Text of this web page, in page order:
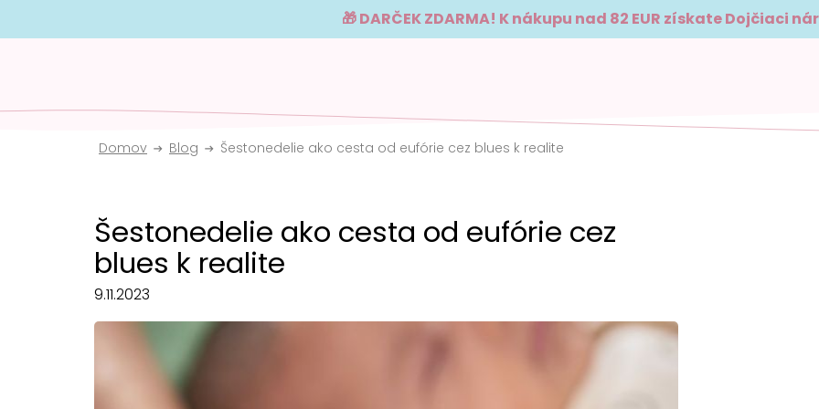
obsah
🎁 DARČEK ZDARMA! K nákupu nad 82 EUR získate Dojčiaci
Domov Blog Šestonedelie ako cesta od eufórie cez blues k realite
Šestonedelie ako cesta od eufórie cez
blues k realite
9.11.2023